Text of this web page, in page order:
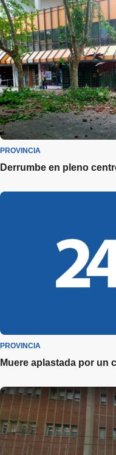
PROVINCIA
Derrumbe en pleno
PROVINCIA
Muere aplastada por un